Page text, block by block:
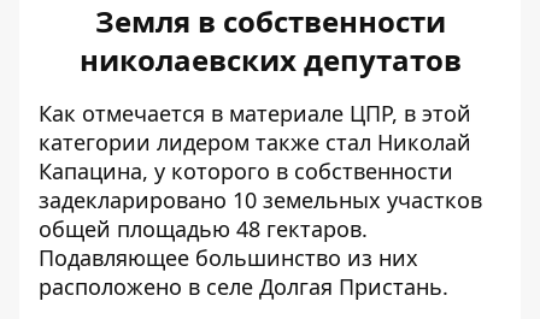
Земля в собственности
николаевских депутатов
Как отмечается в материале ЦПР, в этой
категории лидером также стал Николай
Капацина, у которого в собственности
задекларировано 10 земельных участков
общей площадью 48 гектаров.
Подавляющее большинство из них
расположено в селе Долгая Пристань.